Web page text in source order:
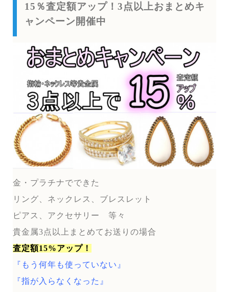
15％査定額アップ！3点以上おまとめキ
ャンペーン開催中
金・プラチナでできた
リング、ネックレス、ブレスレット
ピアス、アクセサリー 等々
貴金属3点以上まとめてお送りの場合
査定額15%アップ！
『もう何年も使っていない』
『指が入らなくなった』